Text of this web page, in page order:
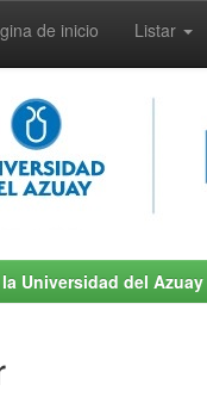
de inicio Listar
Universidad del Azuay